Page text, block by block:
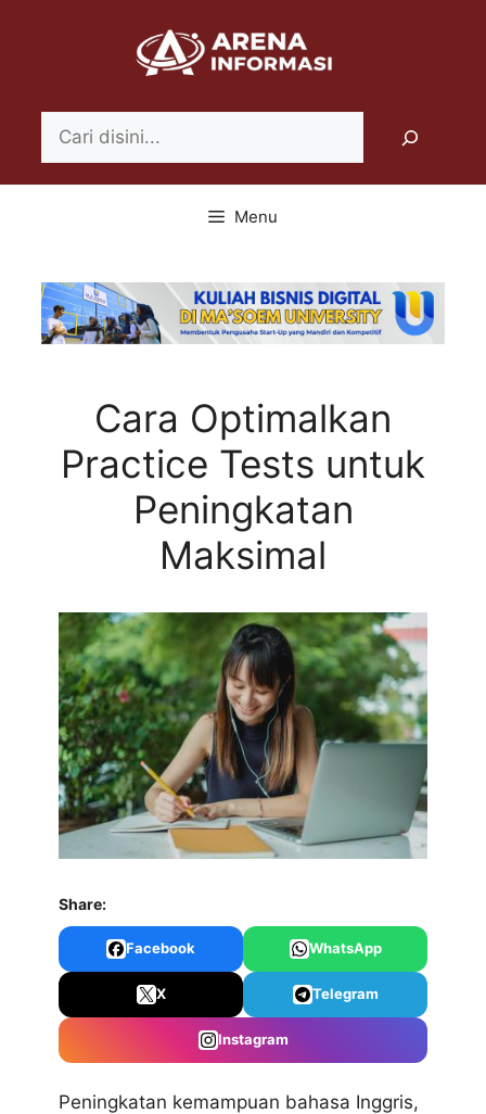
Menu
Cara Optimalkan
Practice Tests untuk
Peningkatan
Maksimal
Share:
Facebook WhatsApp
X Telegram
Instagram
Peningkatan kemampuan bahasa Inggris,